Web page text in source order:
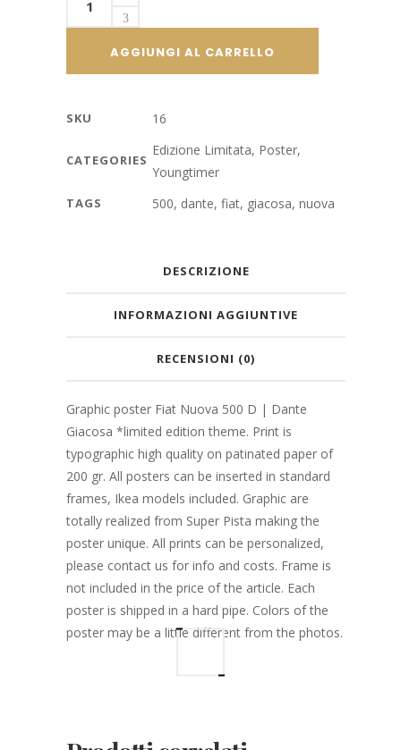
Nuova
AGGIUNGI AL CARRELLO
SKU 16
CATEGORIES
Edizione Limitata, Poster,
Youngtimer
TAGS 500, dante, fiat, giacosa, nuova
DESCRIZIONE
INFORMAZIONI AGGIUNTIVE
RECENSIONI (0)
Graphic poster Fiat Nuova 500 D | Dante
Giacosa *limited edition theme. Print is
typographic high quality on patinated paper of
200 gr. All posters can be inserted in standard
frames, Ikea models included. Graphic are
totally realized from Super Pista making the
poster unique. All prints can be personalized,
please contact us for info and costs. Frame is
not included in the price of the article. Each
poster is shipped in a hard pipe. Colors of the
poster may be a little different from the photos.